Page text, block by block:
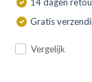
Gratis
Vergelijk